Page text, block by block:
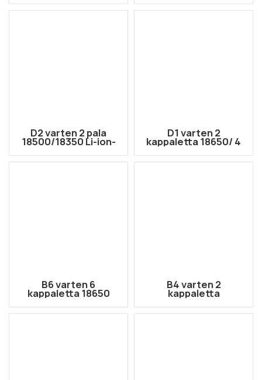
kaksikäyttöinen
D2 varten 2 pala
18500/18350 Li-ion-
kaksikäyttöinen
D1 varten 2
kappaletta 18650/ 4
kappaletta 26650 Li-
ion-ladattava
B6 varten 6
kappaletta 18650
Ladattava Li-ion-
akkukotelo
B4 varten 2
kappaletta
20700.217000 Li-ion-
ladattava